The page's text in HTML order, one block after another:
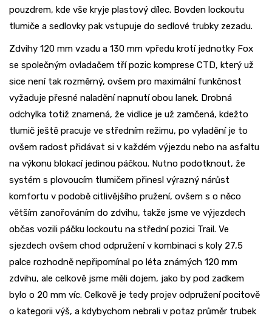
pouzdrem, kde vše kryje plastový dílec. Bovden lockoutu
tlumiče a sedlovky pak vstupuje do sedlové trubky zezadu.
Zdvihy 120 mm vzadu a 130 mm vpředu krotí jednotky Fox
se společným ovladačem tří pozic komprese CTD, který už
sice není tak rozměrný, ovšem pro maximální funkčnost
vyžaduje přesné naladění napnutí obou lanek. Drobná
odchylka totiž znamená, že vidlice je už zamčená, kdežto
tlumič ještě pracuje ve středním režimu, po vyladění je to
ovšem radost přidávat si v každém výjezdu nebo na asfaltu
na výkonu blokací jedinou páčkou. Nutno podotknout, že
systém s plovoucím tlumičem přinesl výrazný nárůst
komfortu v podobě citlivějšího pružení, ovšem s o něco
větším zanořováním do zdvihu, takže jsme ve výjezdech
občas vozili páčku lockoutu na střední pozici Trail. Ve
sjezdech ovšem chod odpružení v kombinaci s koly 27,5
palce rozhodně nepřipomínal po léta známých 120 mm
zdvihu, ale celkově jsme měli dojem, jako by pod zadkem
bylo o 20 mm víc. Celkově je tedy projev odpružení pocitově
o kategorii výš, a kdybychom nebrali v potaz průměr trubek